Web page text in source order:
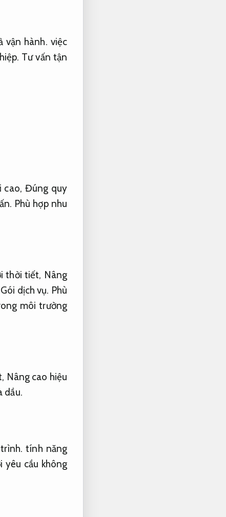
vận hành. việc
Tư vấn tận
cao, Đúng quy
Phù hợp nhu
thời tiết, Nâng
Gói dịch vụ. Phù
môi trường
Nâng cao hiệu
dầu.
tính năng
yêu cầu không